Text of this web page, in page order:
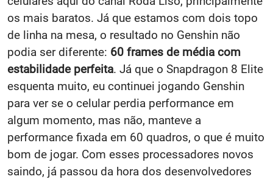
os mais baratos. Já que estamos com dois topo
de linha na mesa, o resultado no Genshin não
podia ser diferente: 60 frames de média com
estabilidade perfeita. Já que o Snapdragon 8 Elite
esquenta muito, eu continuei jogando Genshin
para ver se o celular perdia performance em
algum momento, mas não, manteve a
performance fixada em 60 quadros, o que é muito
bom de jogar. Com esses processadores novos
saindo, já passou da hora dos desenvolvedores